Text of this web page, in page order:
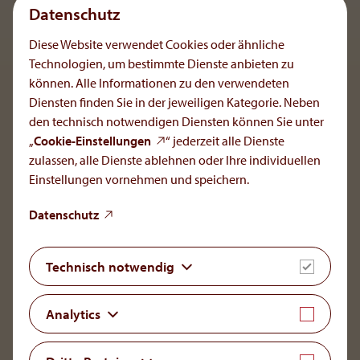
mit Patient*innen zu begleiten ebenso!
To the main navigation
OrphaCare GmbH
1190 Vienna, Austria
+43 1 93 46 108
office[at]orphacare.com
Datenschutz
Diese Website verwendet Cookies oder ähnliche
Technologien, um bestimmte Dienste anbieten zu
können. Alle Informationen zu den verwendeten
Diensten finden Sie in der jeweiligen Kategorie. Neben
den technisch notwendigen Diensten können Sie unter
„Cookie-Einstellungen
“ jederzeit alle Dienste
zulassen, alle Dienste ablehnen oder Ihre individuellen
Einstellungen vornehmen und speichern.
Datenschutz
Technisch notwendig
Analytics